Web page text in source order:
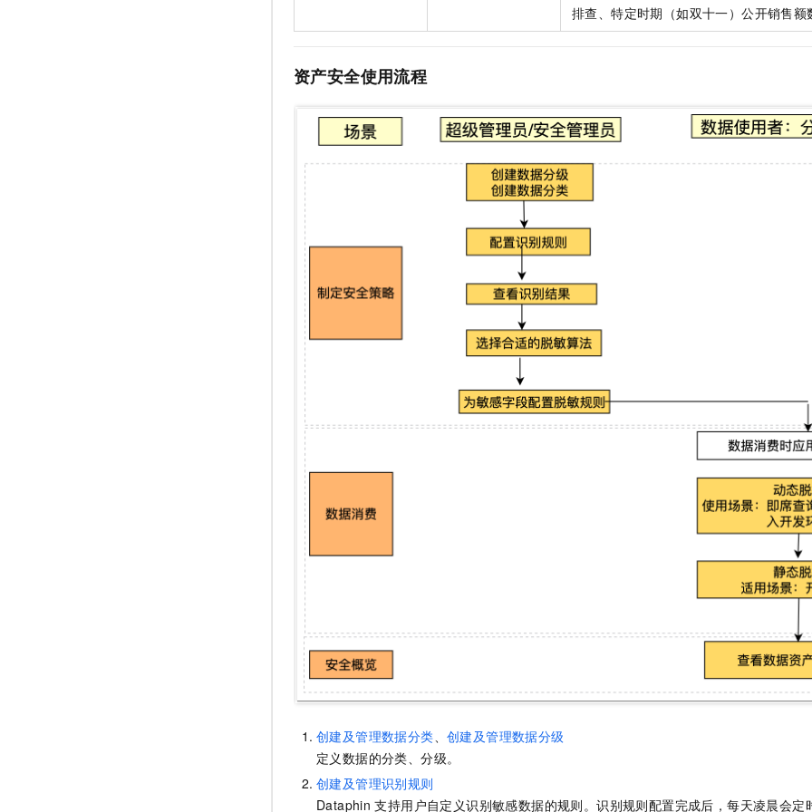
排查、特定时期（如双十一）公开销售额
资产安全使用流程
创建及管理数据分类 、创建及管理数据分级
定义数据的分类、分级。
创建及管理识别规则
Dataphin 支持用户自定义识别敏感数据的规则。识别规则配置完成后，每天凌晨会定